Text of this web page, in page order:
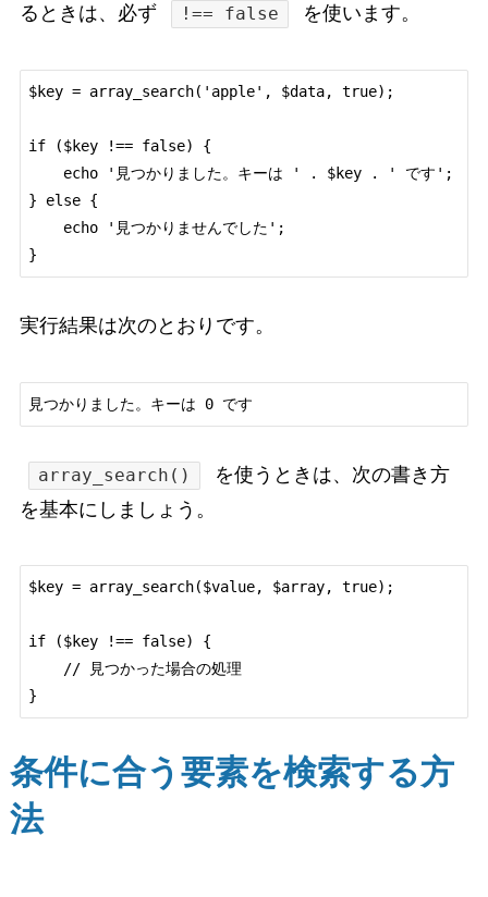
るときは、必ず
!== false を使います。
$key = array_search('apple', $data, true);
if ($key !== false) {
} else {
実行結果は次のとおりです。
array_search()
を使うときは、次の書き方
を基本にしましょう。
$key = array_search($value, $array, true);
if ($key !== false) {
条件に合う要素を検索する方
法